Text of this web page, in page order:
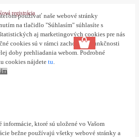
používať naše webové stránky
na tlačidlo "Súhlasím" súhlasíte s
aj marketingových cookies pre nás
cookies sú v rámci zachovania funkčnosti
doby prehliadania webom. Podrobné
cookies nájdete tu.
informácie, ktoré sú uložené vo Vašom
bežne používajú všetky webové stránky a
registrácia